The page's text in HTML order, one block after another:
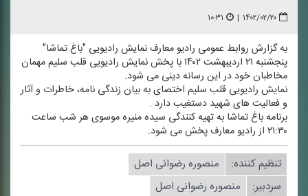
۱۴۰۲/۰۲/۲۰ | ۱۰:۳۱
به گزارش روابط عمومی رادیو معارف نمایش رادیویی "باغ تماشا"
پنجشنبه ۲۱ اردیبهشت ۱۴۰۲ با پخش نمایش رادیویی قلب سلیم مهمان
مخاطبان خود در این رسانه دینی می شود.
نمایش رادیویی قلب سلیم اختصای به بیان زندگی نامه، خاطرات و آثار
و فعالیت های شهید دستغیب دارد .
برنامه باغ تماشا به تهیه كنندگی سیده منیره موسوی هر شب ساعت
۲۱:۳۰ از رادیو معارف پخش می شود.
تنظیم كننده:
منصوره رضوانی اصل
سردبیر:
منصوره رضوانی اصل